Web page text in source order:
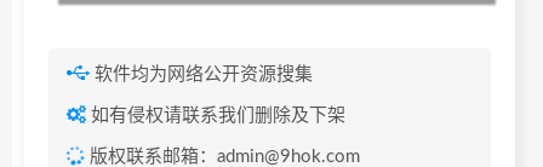
软件均为网络公开资源搜集
如有侵权请联系我们删除及下架
版权联系邮箱：admin@9hok.com